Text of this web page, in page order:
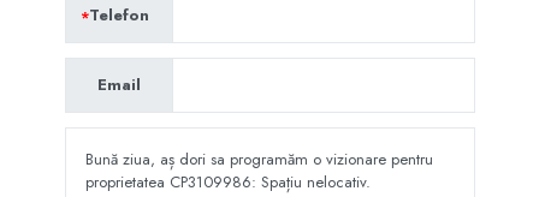
Telefon
Email